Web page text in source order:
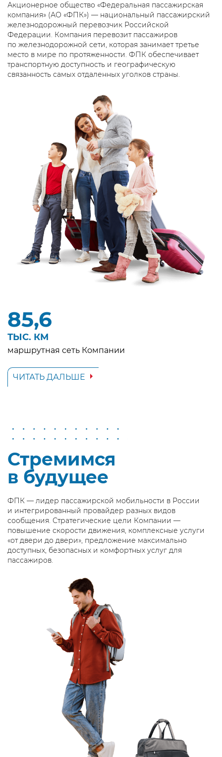
Акционерное общество «Федеральная пассажирская
компания» (АО «ФПК») — национальный пассажирский
железнодорожный перевозчик Российской
Федерации. Компания перевозит пассажиров
по железнодорожной сети, которая занимает третье
место в мире по протяженности. ФПК обеспечивает
транспортную доступность и географическую
связанность самых отдаленных уголков страны.
ЧИТАТЬ ДАЛЬШЕ
85,6
ТЫС. КМ
маршрутная сеть Компании
Стремимся
в будущее
ФПК — лидер пассажирской мобильности в России
и интегрированный провайдер разных видов
сообщения. Стратегические цели Компании —
повышение скорости движения, комплексные услуги
«от двери до двери», предложение максимально
доступных, безопасных и комфортных услуг для
пассажиров.